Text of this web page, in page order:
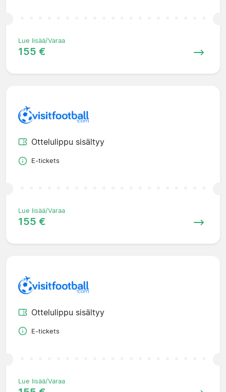
Lue lisää/Varaa
155 €
Ottelulippu sisältyy
E-tickets
Lue lisää/Varaa
155 €
Ottelulippu sisältyy
E-tickets
Lue lisää/Varaa